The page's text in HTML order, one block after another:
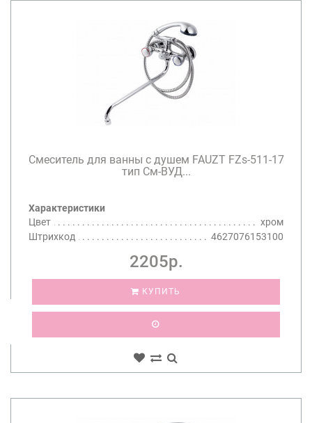
Смеситель для ванны с душем FAUZT FZs-511-17
тип См-ВУД...
Характеристики
Цвет
хром
Штрихкод
4627076153100
2205р.
КУПИТЬ